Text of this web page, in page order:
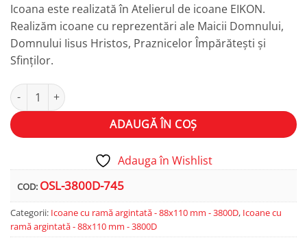
Icoana este realizată în Atelierul de icoane EIKON.
Realizăm icoane cu reprezentări ale Maicii Domnului,
Domnului Iisus Hristos, Praznicelor Împărătești și
Sfinților.
Cantitate Sfântul și Dreptul Ioan de Kronstadt
ADAUGĂ ÎN COȘ
Alternative:
Adauga în Wishlist
COD: OSL-3800D-745
Categorii: Icoane cu ramă argintată - 88x110 mm - 3800D, Icoane cu
ramă argintată - 88x110 mm - 3800D